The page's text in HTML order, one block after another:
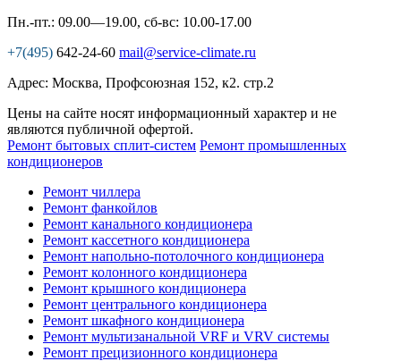
Пн.-пт.: 09.00—19.00, сб-вс: 10.00-17.00
+7(495) 642-24-60 mail@service-climate.ru
Адрес: Москва, Профсоюзная 152, к2. стр.2
Цены на сайте носят информационный характер и не
являются публичной офертой.
Ремонт бытовых сплит-систем Ремонт промышленных
кондиционеров
Ремонт чиллера
Ремонт фанкойлов
Ремонт канального кондиционера
Ремонт кассетного кондиционера
Ремонт напольно-потолочного кондиционера
Ремонт колонного кондиционера
Ремонт крышного кондиционера
Ремонт центрального кондиционера
Ремонт шкафного кондиционера
Ремонт мультизанальной VRF и VRV системы
Ремонт прецизионного кондиционера